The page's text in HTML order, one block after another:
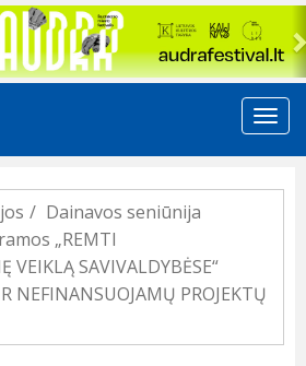
Dainavos seniūnija
„REMTI
VEIKLĄ SAVIVALDYBĖSE“
NEFINANSUOJAMŲ PROJEKTŲ